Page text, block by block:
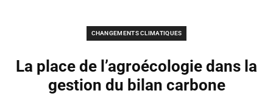
CHANGEMENTS CLIMATIQUES
La place de l’agroécologie dans la
gestion du bilan carbone